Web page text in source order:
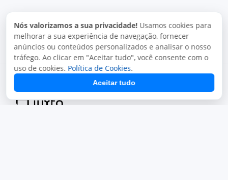
Nós valorizamos a sua privacidade! Usamos cookies para
melhorar a sua experiência de navegação, fornecer
anúncios ou conteúdos personalizados e analisar o nosso
tráfego. Ao clicar em "Aceitar tudo", você consente com o
uso de cookies. Política de Cookies.
Aceitar tudo